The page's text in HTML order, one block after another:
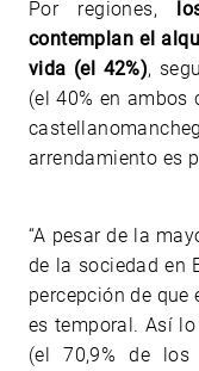
Por regiones,
contemplan el
vida (el 42%),
(el 40% en ambos
arrendamiento es
“A pesar de la
de la sociedad en
percepción de que
es temporal. Así
(el 70,9% de los